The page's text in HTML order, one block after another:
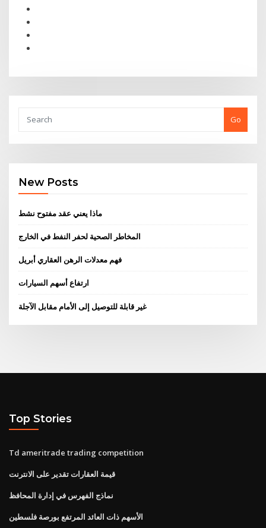
Go
New Posts
ماذا يعني عقد مفتوح نشط
المخاطر الصحية لحفر النفط في الخارج
فهم معدلات الرهن العقاري أبريل
ارتفاع أسهم السيارات
غير قابلة للتوصيل إلى الأمام مقابل الآجلة
Top Stories
Td ameritrade trading competition
قيمة العقارات تقدير على الانترنت
نماذج الفهرس في إدارة المحافظ
الأسهم ذات العائد المرتفع بورصة فلسطين